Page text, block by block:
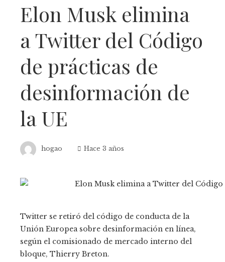
Elon Musk elimina
a Twitter del Código
de prácticas de
desinformación de
la UE
hogao Hace 3 años
Twitter se retiró del código de conducta de la
Unión Europea sobre desinformación en línea,
según el comisionado de mercado interno del
bloque, Thierry Breton.